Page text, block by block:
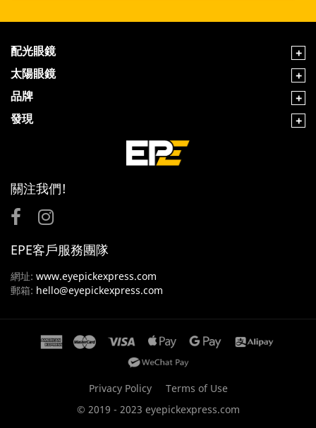
配光眼鏡
太陽眼鏡
品牌
發現
關注我們!
EPE客戶服務團隊
網址: www.eyepickexpress.com
郵箱: hello@eyepickexpress.com
Privacy Policy
Terms of Use
© 2019 - 2023 eyepickexpress.com